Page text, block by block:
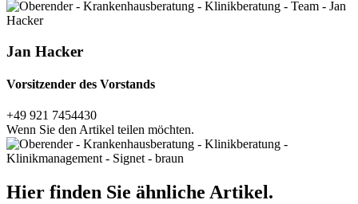
Jan Hacker
Vorsitzender des Vorstands
+49 921 7454430
Wenn Sie den Artikel teilen möchten.
Hier finden Sie ähnliche Artikel.